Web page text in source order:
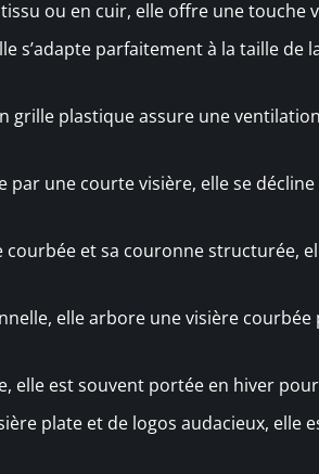
ou en cuir, elle offre une touche
s’adapte parfaitement à la taille
grille plastique assure une
par une courte visière, elle se
courbée et sa couronne structurée,
elle arbore une visière
elle est souvent portée en hiver
plate et de logos audacieux,